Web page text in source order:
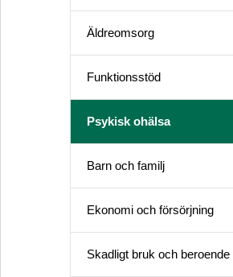
Äldreomsorg
Funktionsstöd
Psykisk ohälsa
Barn och familj
Ekonomi och försörjning
Skadligt bruk och beroende